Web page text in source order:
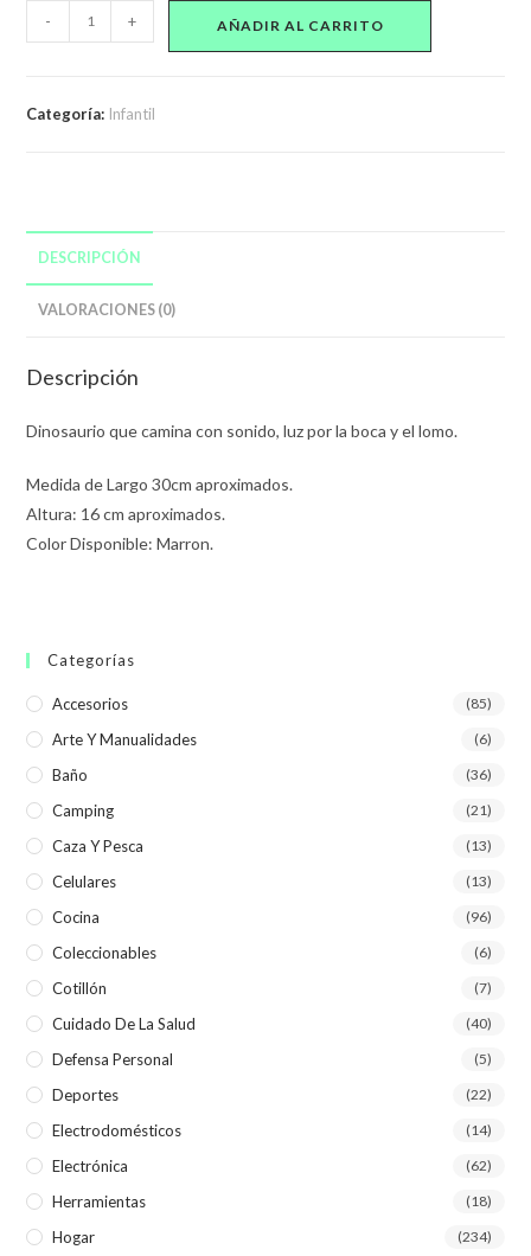
Dinosaurio
Para
Niños
cantidad
- + AÑADIR AL CARRITO
Categoría: Infantil
DESCRIPCIÓN
VALORACIONES (0)
Descripción
Dinosaurio que camina con sonido, luz por la boca y el lomo.
Medida de Largo 30cm aproximados.
Altura: 16 cm aproximados.
Color Disponible: Marron.
Categorías
Accesorios (85)
Arte Y Manualidades (6)
Baño (36)
Camping (21)
Caza Y Pesca (13)
Celulares (13)
Cocina (96)
Coleccionables (6)
Cotillón (7)
Cuidado De La Salud (40)
Defensa Personal (5)
Deportes (22)
Electrodomésticos (14)
Electrónica (62)
Herramientas (18)
Hogar (234)